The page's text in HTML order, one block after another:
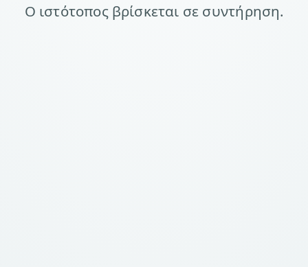
Ο ιστότοπος βρίσκεται σε συντήρηση.